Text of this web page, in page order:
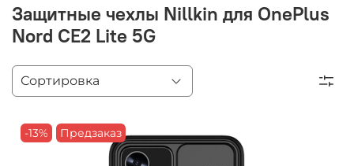
Защитные чехлы Nillkin для OnePlus
Nord CE2 Lite 5G
-13% Предзаказ